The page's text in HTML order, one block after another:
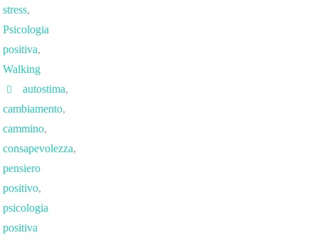
stress,
Psicologia
positiva,
Walking
autostima,
cambiamento,
cammino,
consapevolezza,
pensiero
positivo,
psicologia
positiva